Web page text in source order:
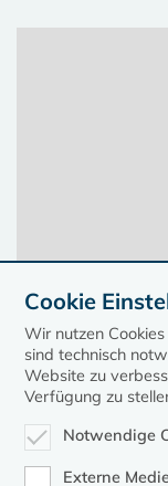
Cookie
Wir nutzen
sind technisch
Website zu
Verfügung zu
Notwendige
Externe